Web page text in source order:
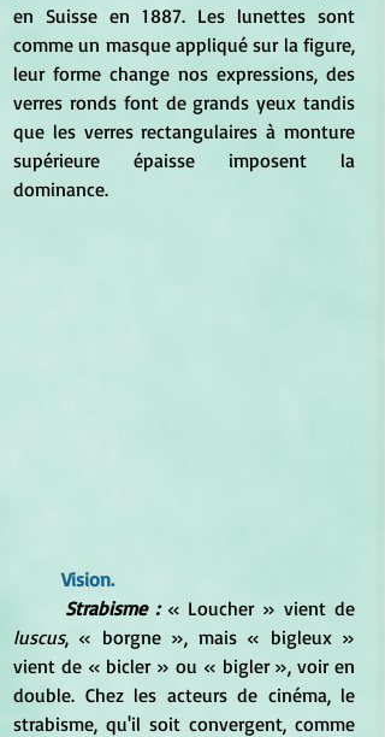
en Suisse en 1887. Les lunettes sont
comme un masque appliqué sur la figure,
leur forme change nos expressions, des
verres ronds font de grands yeux tandis
que les verres rectangulaires à monture
supérieure épaisse imposent la
dominance.
Vision.
	Strabisme :
luscus, « borgne », mais « bigleux »
vient de « bicler » ou « bigler », voir en
double. Chez les acteurs de cinéma, le
strabisme, qu'il soit convergent, comme